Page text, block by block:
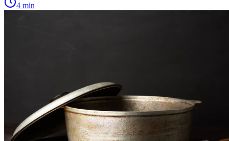
4 min